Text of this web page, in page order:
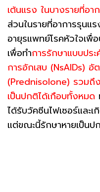
เต้นแรง ในบางรายที่อา
ส่วนในรายที่อาการรุนแ
อายุรแพทย์โรคหัวใจเพื่
เพื่อทำการรักษาแบบปร
การอักเสบ (NsAIDs) อั
(Prednisolone) รวมถึ
เป็นปกติได้เกือบทั้งหมด
ได้รับวัคซีนไฟเซอร์และเ
แต่ขณะนี้รักษาหายเป็นป